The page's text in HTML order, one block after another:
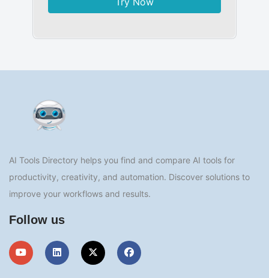
AI Tools Directory helps you find and compare AI tools for
productivity, creativity, and automation. Discover solutions to
improve your workflows and results.
Follow us